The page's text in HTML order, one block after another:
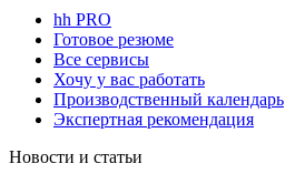
hh PRO
Готовое резюме
Все сервисы
Хочу у вас работать
Производственный календарь
Экспертная рекомендация
Новости и статьи